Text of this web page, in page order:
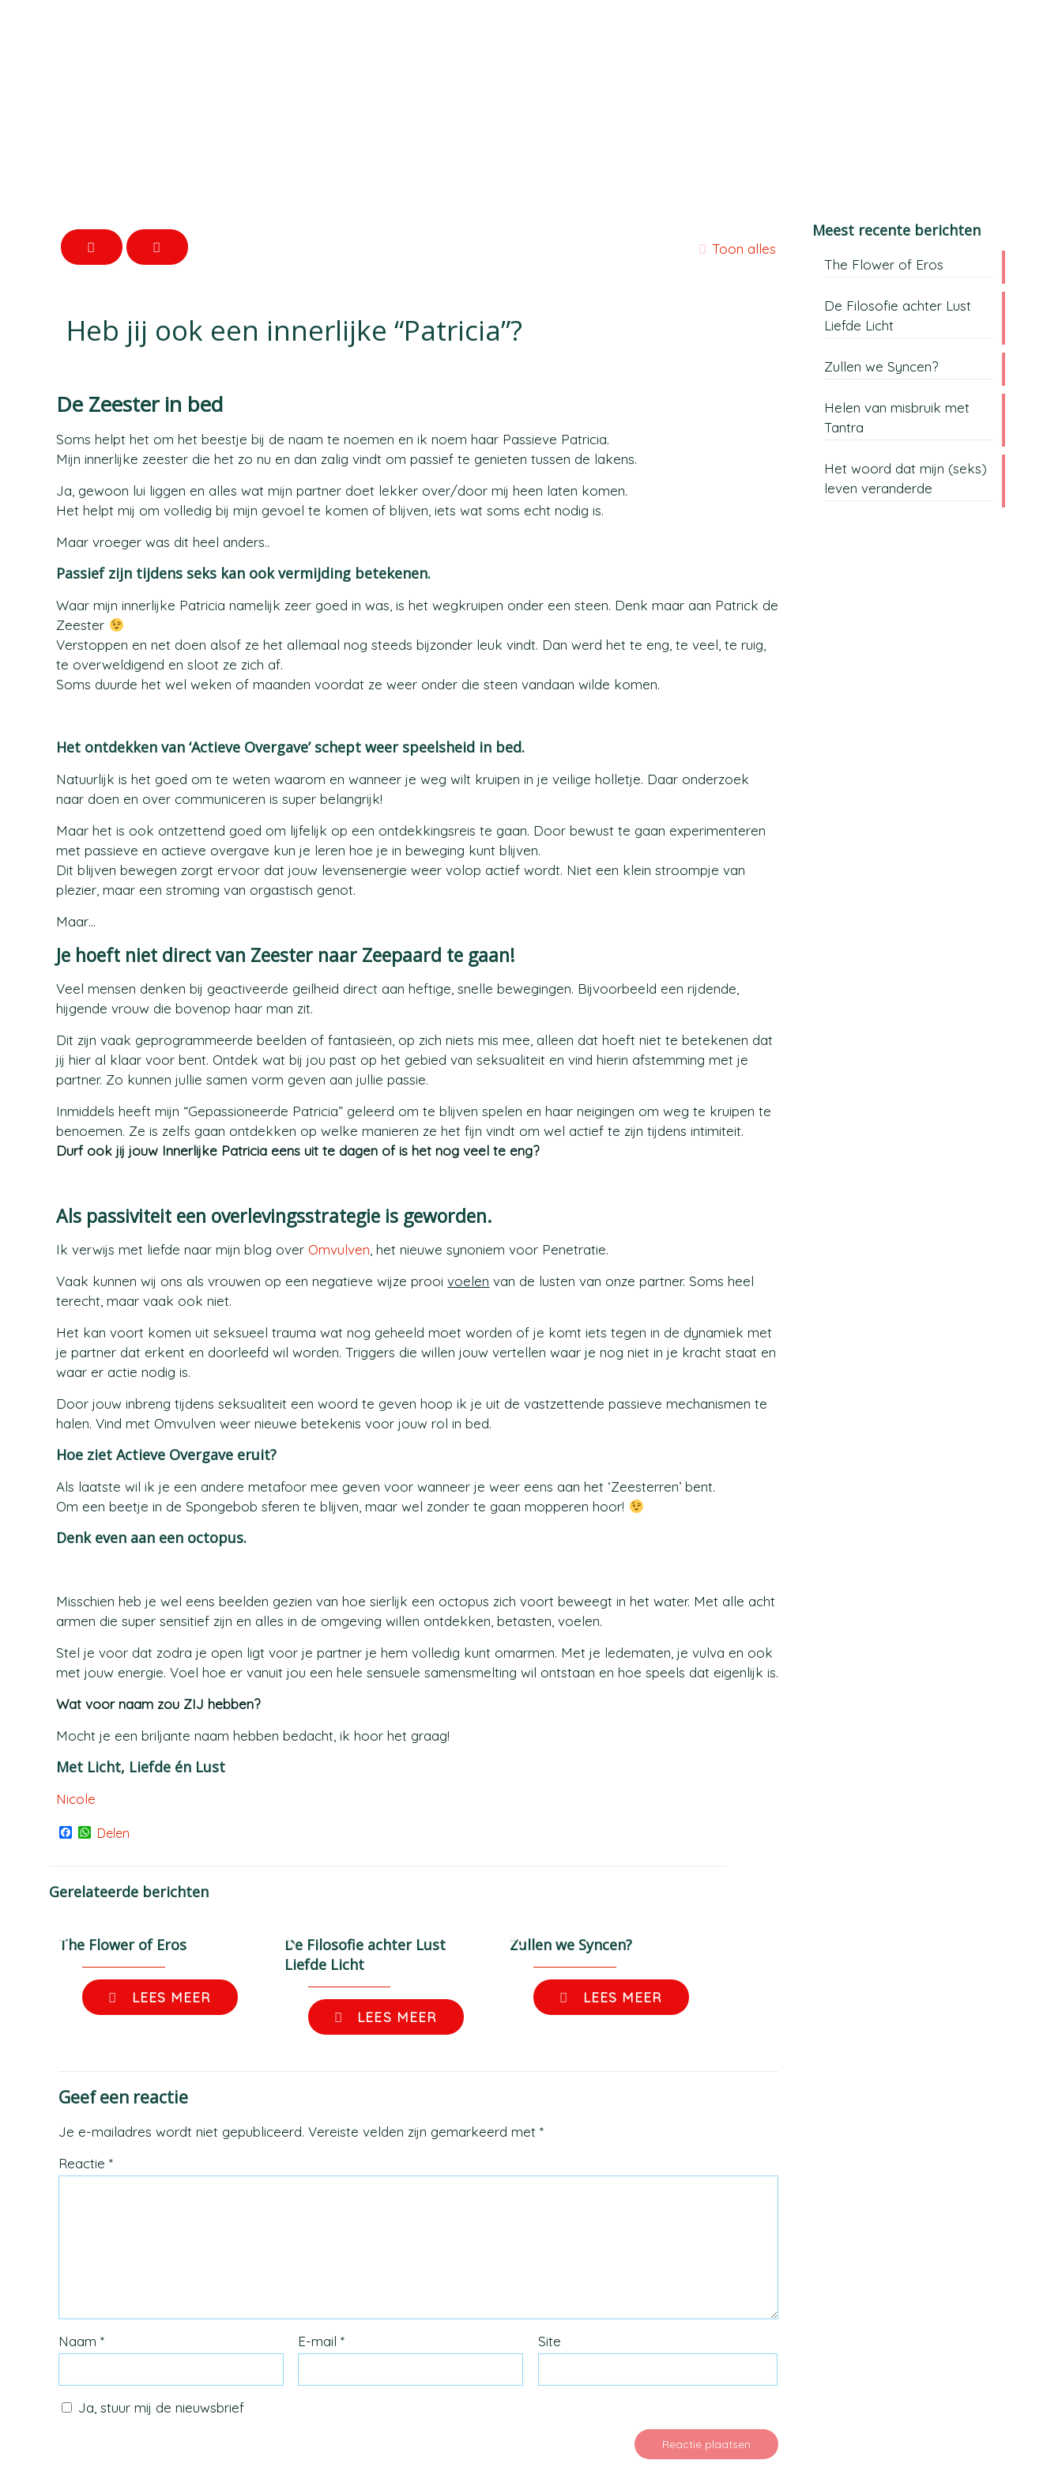
Toon alles
Heb jij ook een innerlijke “Patricia”?
De Zeester in bed
Soms helpt het om het beestje bij de naam te noemen en ik noem haar Passieve Patricia.
Mijn innerlijke zeester die het zo nu en dan zalig vindt om passief te genieten tussen de lakens.
Ja, gewoon lui liggen en alles wat mijn partner doet lekker over/door mij heen laten komen.
Het helpt mij om volledig bij mijn gevoel te komen of blijven, iets wat soms echt nodig is.
Maar vroeger was dit heel anders..
Passief zijn tijdens seks kan ook vermijding betekenen.
Waar mijn innerlijke Patricia namelijk zeer goed in was, is het wegkruipen onder een steen. Denk maar aan Patrick de
Zeester
Verstoppen en net doen alsof ze het allemaal nog steeds bijzonder leuk vindt. Dan werd het te eng, te veel, te ruig,
te overweldigend en sloot ze zich af.
Soms duurde het wel weken of maanden voordat ze weer onder die steen vandaan wilde komen.
Het ontdekken van ‘Actieve Overgave’ schept weer speelsheid in bed.
Natuurlijk is het goed om te weten waarom en wanneer je weg wilt kruipen in je veilige holletje. Daar onderzoek
naar doen en over communiceren is super belangrijk!
Maar het is ook ontzettend goed om lijfelijk op een ontdekkingsreis te gaan. Door bewust te gaan experimenteren
met passieve en actieve overgave kun je leren hoe je in beweging kunt blijven.
Dit blijven bewegen zorgt ervoor dat jouw levensenergie weer volop actief wordt. Niet een klein stroompje van
plezier, maar een stroming van orgastisch genot.
Maar…
Je hoeft niet direct van Zeester naar Zeepaard te gaan!
Veel mensen denken bij geactiveerde geilheid direct aan heftige, snelle bewegingen. Bijvoorbeeld een rijdende,
hijgende vrouw die bovenop haar man zit.
Dit zijn vaak geprogrammeerde beelden of fantasieën, op zich niets mis mee, alleen dat hoeft niet te betekenen dat
jij hier al klaar voor bent. Ontdek wat bij jou past op het gebied van seksualiteit en vind hierin afstemming met je
partner. Zo kunnen jullie samen vorm geven aan jullie passie.
Inmiddels heeft mijn “Gepassioneerde Patricia” geleerd om te blijven spelen en haar neigingen om weg te kruipen te
benoemen. Ze is zelfs gaan ontdekken op welke manieren ze het fijn vindt om wel actief te zijn tijdens intimiteit.
Durf ook jij jouw Innerlijke Patricia eens uit te dagen of is het nog veel te eng?
Als passiviteit een overlevingsstrategie is geworden.
Ik verwijs met liefde naar mijn blog over Omvulven , het nieuwe synoniem voor Penetratie.
Vaak kunnen wij ons als vrouwen op een negatieve wijze prooivoelen van de lusten van onze partner. Soms heel
terecht, maar vaak ook niet.
Het kan voort komen uit seksueel trauma wat nog geheeld moet worden of je komt iets tegen in de dynamiek met
je partner dat erkent en doorleefd wil worden. Triggers die willen jouw vertellen waar je nog niet in je kracht staat en
waar er actie nodig is.
Door jouw inbreng tijdens seksualiteit een woord te geven hoop ik je uit de vastzettende passieve mechanismen te
halen. Vind met Omvulven weer nieuwe betekenis voor jouw rol in bed.
Hoe ziet Actieve Overgave eruit?
Als laatste wil ik je een andere metafoor mee geven voor wanneer je weer eens aan het ‘Zeesterren’ bent.
Om een beetje in de Spongebob sferen te blijven, maar wel zonder te gaan mopperen hoor!
Denk even aan een octopus.
Misschien heb je wel eens beelden gezien van hoe sierlijk een octopus zich voort beweegt in het water. Met alle acht
armen die super sensitief zijn en alles in de omgeving willen ontdekken, betasten, voelen.
Stel je voor dat zodra je open ligt voor je partner je hem volledig kunt omarmen. Met je ledematen, je vulva en ook
met jouw energie. Voel hoe er vanuit jou een hele sensuele samensmelting wil ontstaan en hoe speels dat eigenlijk is.
Wat voor naam zou ZIJ hebben?
Mocht je een briljante naam hebben bedacht, ik hoor het graag!
Met Licht, Liefde én Lust
Nicole
Facebook
WhatsApp
Delen
Gerelateerde berichten
The Flower of Eros
LEES MEER
De Filosofie achter Lust
Liefde Licht
LEES MEER
Zullen we Syncen?
LEES MEER
Geef een reactie
Je e-mailadres wordt niet gepubliceerd. Vereiste velden zijn gemarkeerd met *
Reactie *
Naam * E-mail* Site
Ja, stuur mij de nieuwsbrief
Meest recente berichten
The Flower of Eros
De Filosofie achter Lust
Liefde Licht
Zullen we Syncen?
Helen van misbruik met
Tantra
Het woord dat mijn (seks)
leven veranderde